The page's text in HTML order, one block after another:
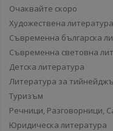
Очаквайте скоро
Художествена литература
Съвременна българска
Съвременна световна
Детска литература
Литература за
Туризъм
Речници, Разговорници,
Юридическа литература